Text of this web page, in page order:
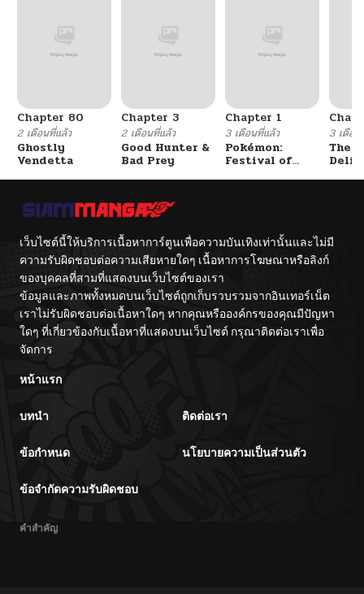
Chapter 80
2 เดือนที่แล้ว
Ghostly
Vendetta
Chapter 3
2 เดือนที่แล้ว
Good Hunter &
Bad Prey
Chapter 1
3 เดือนที่แล้ว
Pokémon:
Festival of
3 เดือน
The
เว็บไซต์นี้ให้บริการเนื้อหาการ์ตูนเพื่อความบันเทิงเท่านั้นและไม่มี
ความรับผิดชอบต่อความเสียหายใดๆ เนื้อหาการโฆษณาหรือลิงก์
ของบุคคลที่สามที่แสดงบนเว็บไซต์ของเรา
ข้อมูลและภาพทั้งหมดบนเว็บไซต์ถูกเก็บรวบรวมจากอินเทอร์เน็ต
เราไม่รับผิดชอบต่อเนื้อหาใดๆ หากคุณหรือองค์กรของคุณมีปัญหา
ใดๆ ที่เกี่ยวข้องกับเนื้อหาที่แสดงบนเว็บไซต์ กรุณาติดต่อเราเพื่อ
จัดการ
หน้าแรก
บทนำ ติดต่อเรา
ข้อกำหนด นโยบายความเป็นส่วนตัว
ข้อจำกัดความรับผิดชอบ
คำสำคัญ